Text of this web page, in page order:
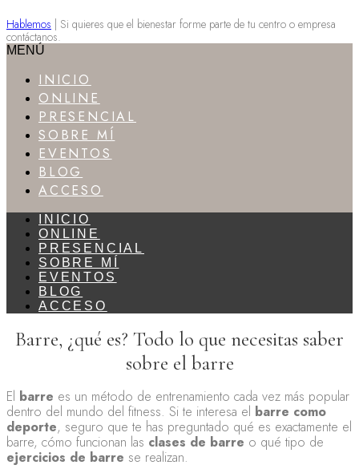
al
contenido
Hablemos | Si quieres que el bienestar forme parte de tu centro o empresa
contáctanos.
MENÚ
INICIO
ONLINE
PRESENCIAL
SOBRE MÍ
EVENTOS
BLOG
ACCESO
INICIO
ONLINE
PRESENCIAL
SOBRE MÍ
EVENTOS
BLOG
ACCESO
Barre, ¿qué es? Todo lo que necesitas saber
sobre el barre
El barre es un método de entrenamiento cada vez más popular
dentro del mundo del fitness. Si te interesa el barre como
deporte, seguro que te has preguntado qué es exactamente el
barre, cómo funcionan las clases de barre o qué tipo de
ejercicios de barre se realizan.